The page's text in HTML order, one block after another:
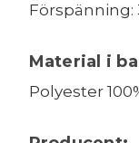
Förspänning:
Material i
Polyester